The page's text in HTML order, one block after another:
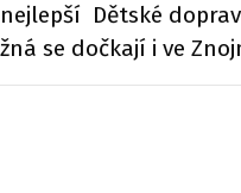
Dětské
se dočkají i ve